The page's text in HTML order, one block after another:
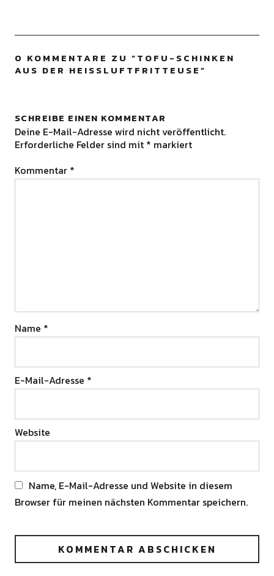
0 KOMMENTARE ZU “TOFU-SCHINKEN
AUS DER HEISSLUFTFRITTEUSE
”
SCHREIBE EINEN KOMMENTAR
Deine E-Mail-Adresse wird nicht veröffentlicht.
Erforderliche Felder sind mit * markiert
Kommentar *
Name *
E-Mail-Adresse *
Website
Name, E-Mail-Adresse und Website in diesem
Browser für meinen nächsten Kommentar speichern.